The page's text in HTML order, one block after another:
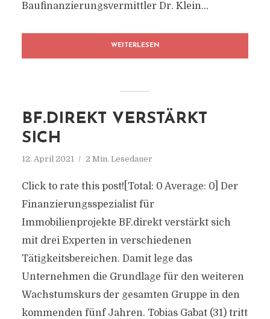
Baufinanzierungsvermittler Dr. Klein...
WEITERLESEN
BF.DIREKT VERSTÄRKT
SICH
12. April 2021 2 Min. Lesedauer
Click to rate this post![Total: 0 Average: 0] Der
Finanzierungsspezialist für
Immobilienprojekte BF.direkt verstärkt sich
mit drei Experten in verschiedenen
Tätigkeitsbereichen. Damit lege das
Unternehmen die Grundlage für den weiteren
Wachstumskurs der gesamten Gruppe in den
kommenden fünf Jahren. Tobias Gabat (31) tritt